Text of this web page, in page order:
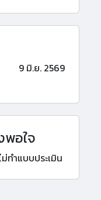
9 มิ.ย. 2569
พอใจ
ทำแบบประเมิน